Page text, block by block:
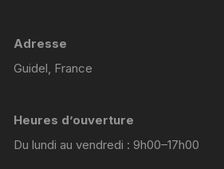
Adresse
Guidel, France
Heures d’ouverture
Du lundi au vendredi : 9h00–17h00